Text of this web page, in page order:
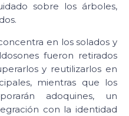
sobre los árboles,
en los solados y
fueron retirados
y reutilizarlos en
mientras que los
adoquines, un
con la identidad